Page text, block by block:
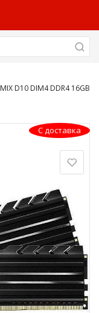
D10 DIM4 DDR4 16GB
С доставка